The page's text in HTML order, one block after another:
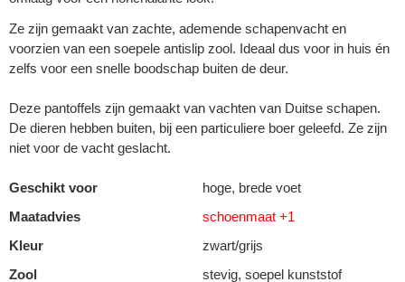
Ze zijn gemaakt van zachte, ademende schapenvacht en
voorzien van een soepele antislip zool. Ideaal dus voor in huis én
zelfs voor een snelle boodschap buiten de deur.
Deze pantoffels zijn gemaakt van vachten van Duitse schapen.
De dieren hebben buiten, bij een particuliere boer geleefd. Ze zijn
niet voor de vacht geslacht.
Geschikt voor
hoge, brede voet
Maatadvies
schoenmaat +1
Kleur
zwart/grijs
Zool
stevig, soepel kunststof